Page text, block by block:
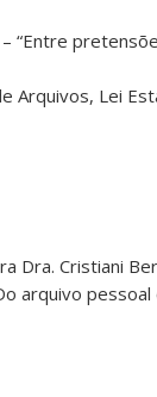
“Entre
Arquivos, Lei
Dra. Cristiani
arquivo